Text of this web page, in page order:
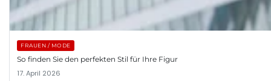
FRAUEN / MODE
So finden Sie den perfekten Stil für Ihre Figur
17. April 2026